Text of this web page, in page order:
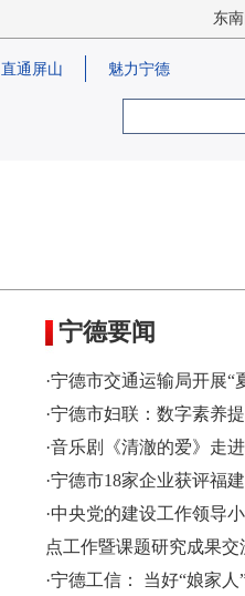
东
直通屏山 魅力宁德
宁德要闻
·宁德市交通运输局开展“
·宁德市妇联：数字素养
·音乐剧《清澈的爱》走
·宁德市18家企业获评福
·中央党的建设工作领导
点工作暨课题研究成果
·宁德工信： 当好“娘家人